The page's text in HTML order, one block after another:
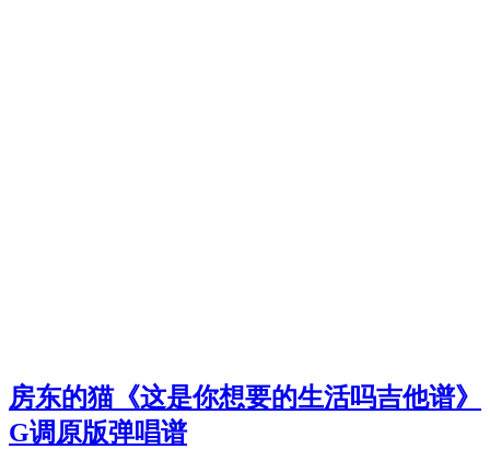
房东的猫《这是你想要的生活吗吉他谱》
G调原版弹唱谱